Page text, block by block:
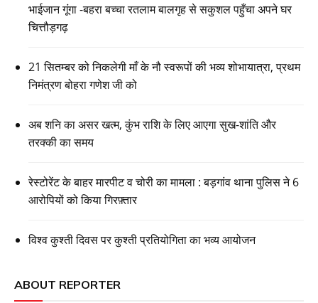
भाईजान गूंगा -बहरा बच्चा रतलाम बालगृह से सकुशल पहुँचा अपने घर
चित्तौड़गढ़
21 सितम्बर को निकलेगी माँ के नौ स्वरूपों की भव्य शोभायात्रा, प्रथम
निमंत्रण बोहरा गणेश जी को
अब शनि का असर खत्म, कुंभ राशि के लिए आएगा सुख-शांति और
तरक्की का समय
रेस्टोरेंट के बाहर मारपीट व चोरी का मामला : बड़गांव थाना पुलिस ने 6
आरोपियों को किया गिरफ़्तार
विश्व कुश्ती दिवस पर कुश्ती प्रतियोगिता का भव्य आयोजन
ABOUT REPORTER